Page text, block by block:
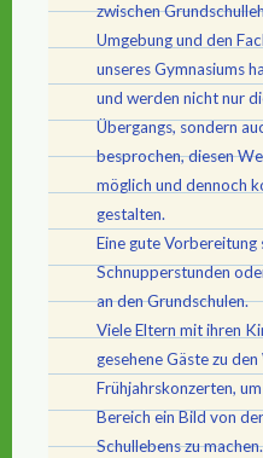
zwischen
Umgebung und den
unseres Gymnasiums
und werden nicht nur
Übergangs, sondern
besprochen, diesen
möglich und dennoch
gestalten.
Eine gute Vorbereitung
Schnupperstunden
an den Grundschulen.
Viele Eltern mit ihren
gesehene Gäste zu
Frühjahrskonzerten,
Bereich ein Bild von
Schullebens zu machen.